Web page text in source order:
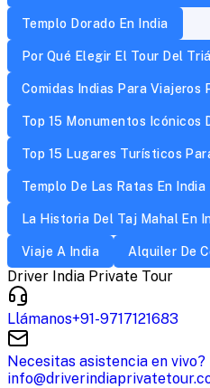
Templo Dorado En India
Por Qué Elegir El Tour Del
Comidas Indias Para Viajeros
Top 15 Monumentos Icónicos
Top 15 Lugares Turísticos
Templo De Las Ratas En India
La Historia Del Taj Mahal En
Viaje A India Alquiler De
Driver India Private Tour
Llámanos+91-9717121683
Necesitas asistencia en vivo?